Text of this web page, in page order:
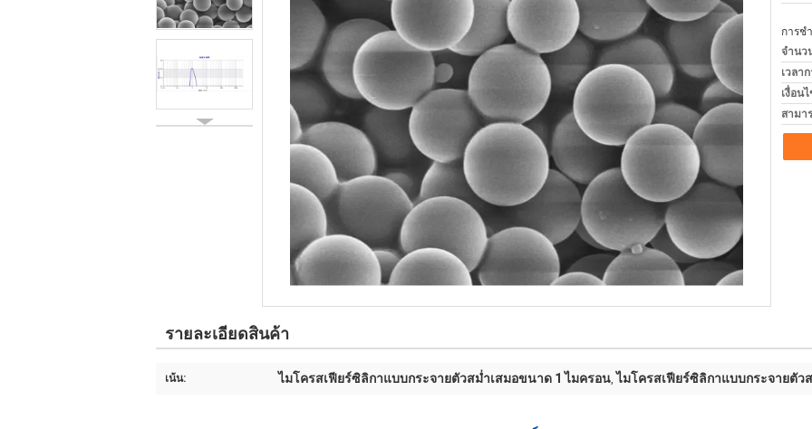
การช
จำนว
เวลา
เงื่อน
สามา
รายละเอียดสินค้า
เน้น: ไมโครสเฟียร์ซิลิกาแบบกระจายตัวสม่ำเสมอขนาด 1 ไมครอน, ไมโครสเฟียร์ซิลิกาแบบกระจายตัว